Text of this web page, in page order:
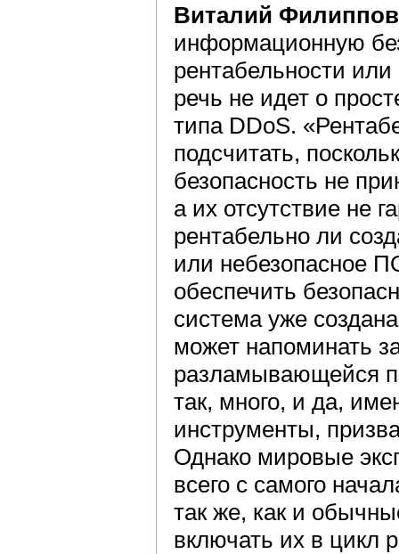
Виталий
информационную
рентабельности
речь не идет о
типа DDoS.
подсчитать,
безопасность не
а их отсутствие не
рентабельно ли
или небезопасное
обеспечить
система уже
может напоминать
разламывающейся
так, много, и да,
инструменты,
Однако мировые
всего с самого
так же, как и
включать их в цикл